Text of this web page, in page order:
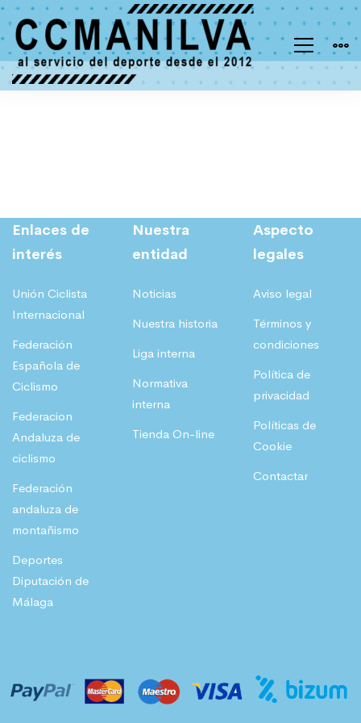
Enlaces de
interés
Unión Ciclista
Internacional
Federación
Española de
Ciclismo
Federacion
Andaluza de
ciclismo
Federación
andaluza de
montañismo
Deportes
Diputación de
Málaga
Nuestra
entidad
Noticias
Nuestra historia
Liga interna
Normativa
interna
Tienda On-line
Aspecto
legales
Aviso legal
Términos y
condiciones
Política de
privacidad
Políticas de
Cookie
Contactar